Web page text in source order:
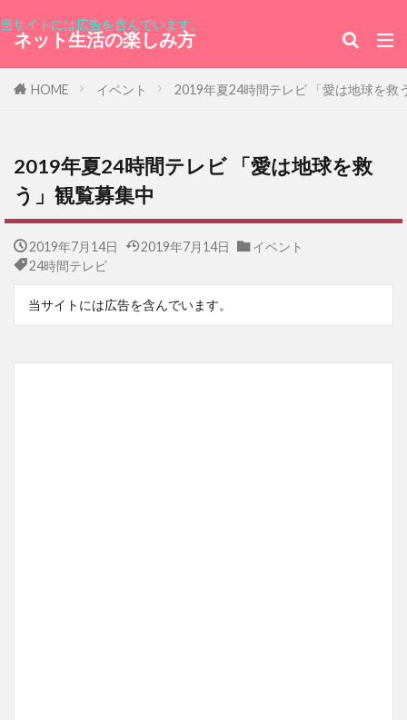
当サイトには広告を含んでいます。
ネット生活の楽しみ方
HOME イベント 2019年夏24時間テレビ 「愛は地球を救
2019年夏24時間テレビ 「愛は地球を救
う」観覧募集中
2019年7月14日 2019年7月14日
イベント
24時間テレビ
当サイトには広告を含んでいます。